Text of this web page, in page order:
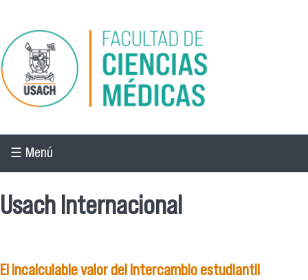
Pasar al contenido principal
☰ Menú
Usach Internacional
El incalculable valor del intercambio estudiantil